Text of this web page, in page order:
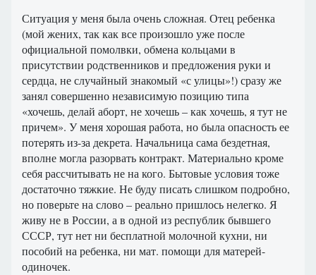
Ситуация у меня была очень сложная. Отец ребенка
(мой жених, так как все произошло уже после
официальной помолвки, обмена кольцами в
присутствии родственников и предложения руки и
сердца, не случайный знакомый «с улицы»!) сразу же
занял совершенно независимую позицию типа
«хочешь, делай аборт, не хочешь – как хочешь, я тут не
причем». У меня хорошая работа, но была опасность ее
потерять из-за декрета. Начальница сама бездетная,
вполне могла разорвать контракт. Материально кроме
себя рассчитывать не на кого. Бытовые условия тоже
достаточно тяжкие. Не буду писать слишком подробно,
но поверьте на слово – реально пришлось нелегко. Я
живу не в России, а в одной из республик бывшего
СССР, тут нет ни бесплатной молочной кухни, ни
пособий на ребенка, ни мат. помощи для матерей-
одиночек.